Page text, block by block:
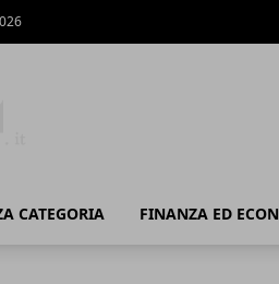
CATEGORIA FINANZA ED